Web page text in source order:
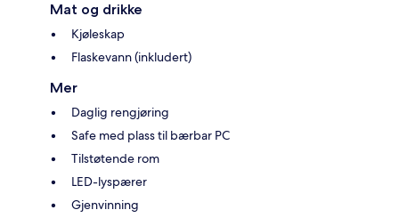
Mat og drikke
Kjøleskap
Flaskevann (inkludert)
Mer
Daglig rengjøring
Safe med plass til bærbar PC
Tilstøtende rom
LED-lyspærer
Gjenvinning